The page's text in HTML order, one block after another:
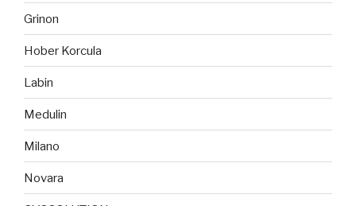
Grinon
Hober Korcula
Labin
Medulin
Milano
Novara